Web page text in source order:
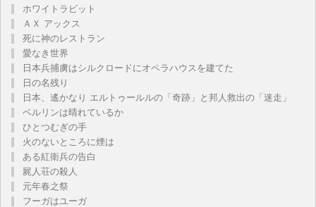
ホワイトラビット
ＡＸ アックス
死に神のレストラン
愛なき世界
日本兵捕虜はシルクロードにオペラハウスを建てた
日の名残り
日本、遙かなり エルトゥールルの「奇跡」と邦人救出の「迷走」
ベルリンは晴れているか
ひとつむぎの手
火のないところに煙は
ある紅衛兵の告白
屍人荘の殺人
元年春之祭
フーガはユーガ